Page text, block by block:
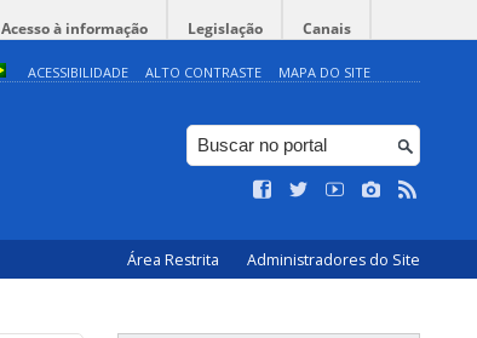
Acesso à informação Legislação Canais
ACESSIBILIDADE ALTO CONTRASTE MAPA DO SITE
Área Restrita Administradores do Site